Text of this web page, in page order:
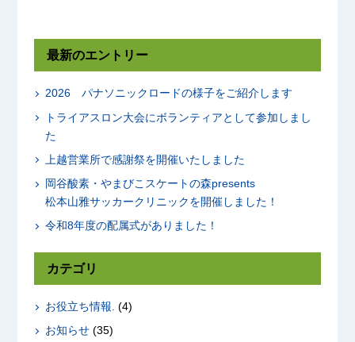
最新のエントリー
2026 パナソニックロードの様子をご紹介します
トライアスロン大会にボランティアとして参加しまし
た
上越営業所で感謝祭を開催いたしました
岡谷酸素・やまびこスケートの森presents
松本山雅サッカークリニックを開催しました！
令和8年度の配属式がありました！
カテゴリ
お役立ち情報. (4)
お知らせ(35)